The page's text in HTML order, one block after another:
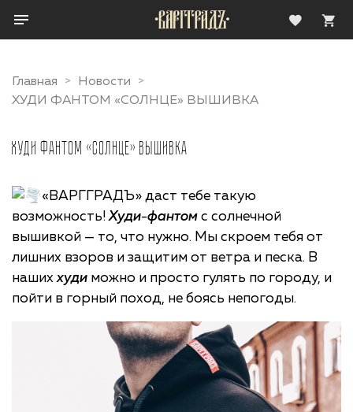
Главная
Новости
ХУДИ ФАНТОМ «СОЛНЦЕ» ВЫШИВКА
ХУДИ ФАНТОМ «СОЛНЦЕ» ВЫШИВКА
«ВАРГГРАДЪ» даст тебе такую
возможность!Худи-фантом с солнечной
вышивкой — то, что нужно. Мы скроем тебя от
лишних взоров и защитим от ветра и песка. В
нашиххуди можно и просто гулять по городу, и
пойти в горный поход, не боясь непогоды.